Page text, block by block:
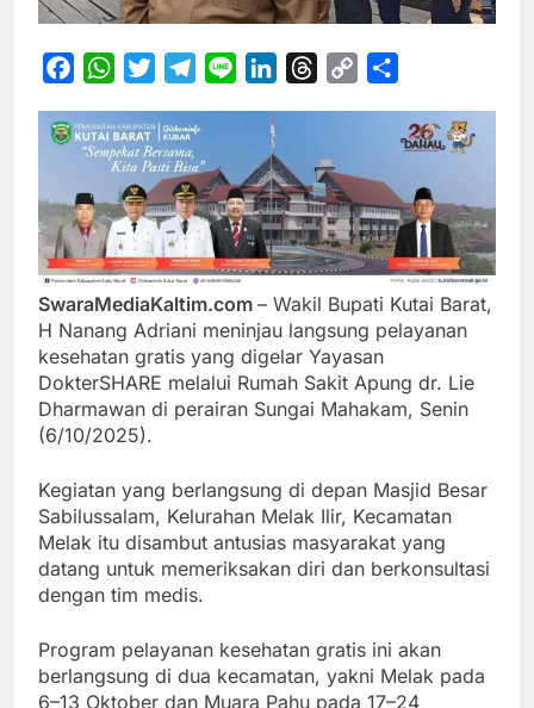
FacebookWhatsApp
TwitterTelegram
Line LinkedInThreads
Copy
SwaraMediaKaltim.com – Wakil Bupati Kutai Barat,
H Nanang Adriani meninjau langsung pelayanan
kesehatan gratis yang digelar Yayasan
DokterSHARE melalui Rumah Sakit Apung dr. Lie
Dharmawan di perairan Sungai Mahakam, Senin
(6/10/2025).
Kegiatan yang berlangsung di depan Masjid Besar
Sabilussalam, Kelurahan Melak Ilir, Kecamatan
Melak itu disambut antusias masyarakat yang
datang untuk memeriksakan diri dan berkonsultasi
dengan tim medis.
Program pelayanan kesehatan gratis ini akan
berlangsung di dua kecamatan, yakni Melak pada
6–13 Oktober dan Muara Pahu pada 17–24